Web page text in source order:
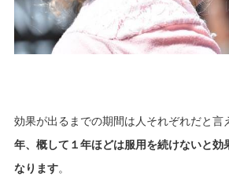
効果が出るまでの期間は人それぞれだと言
年、概して１年ほどは服用を続けないと効
なります。